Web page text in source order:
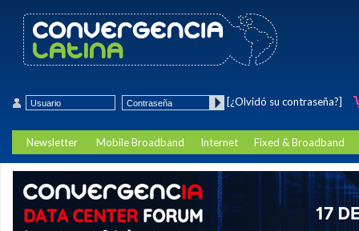
[¿Olvidó su contraseña?]
Newsletter Mobile Broadband Internet Fixed & Broadband